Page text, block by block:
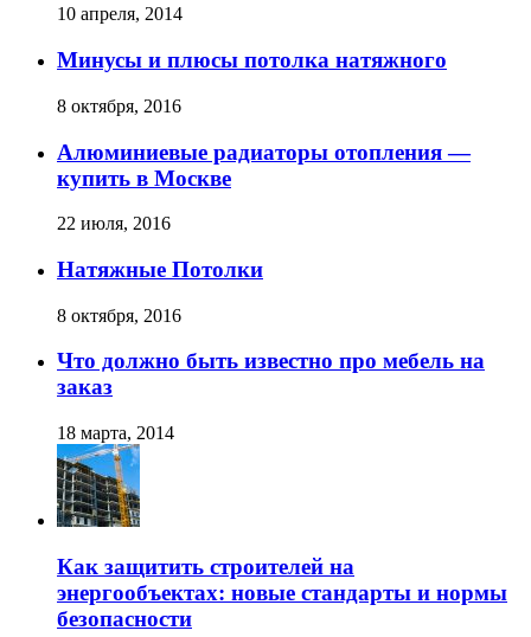
10 апреля, 2014
Минусы и плюсы потолка натяжного
8 октября, 2016
Алюминиевые радиаторы отопления —
купить в Москве
22 июля, 2016
Натяжные Потолки
8 октября, 2016
Что должно быть известно про мебель на
заказ
18 марта, 2014
Как защитить строителей на
энергообъектах: новые стандарты и нормы
безопасности